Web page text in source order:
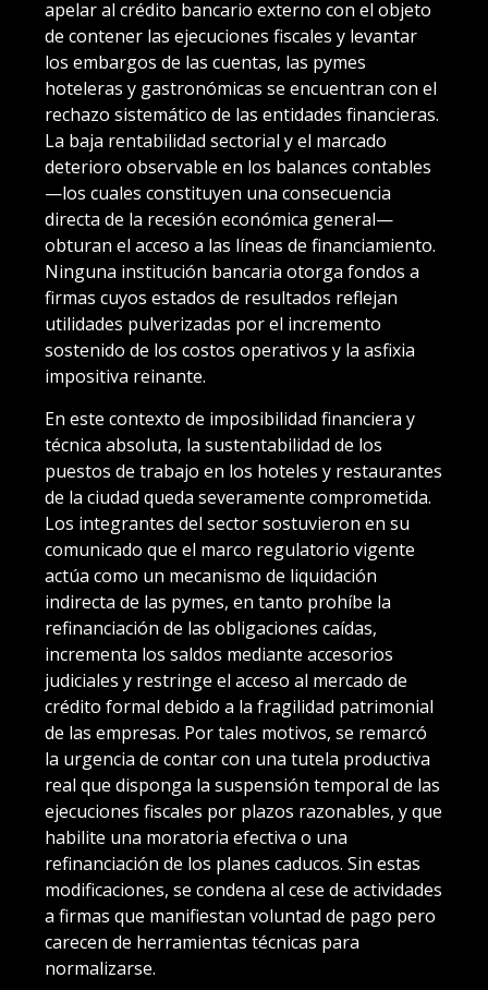
apelar al crédito bancario externo con el objeto
de contener las ejecuciones fiscales y levantar
los embargos de las cuentas, las pymes
hoteleras y gastronómicas se encuentran con el
rechazo sistemático de las entidades financieras.
La baja rentabilidad sectorial y el marcado
deterioro observable en los balances contables
—los cuales constituyen una consecuencia
directa de la recesión económica general—
obturan el acceso a las líneas de financiamiento.
Ninguna institución bancaria otorga fondos a
firmas cuyos estados de resultados reflejan
utilidades pulverizadas por el incremento
sostenido de los costos operativos y la asfixia
impositiva reinante.
En este contexto de imposibilidad financiera y
técnica absoluta, la sustentabilidad de los
puestos de trabajo en los hoteles y restaurantes
de la ciudad queda severamente comprometida.
Los integrantes del sector sostuvieron en su
comunicado que el marco regulatorio vigente
actúa como un mecanismo de liquidación
indirecta de las pymes, en tanto prohíbe la
refinanciación de las obligaciones caídas,
incrementa los saldos mediante accesorios
judiciales y restringe el acceso al mercado de
crédito formal debido a la fragilidad patrimonial
de las empresas. Por tales motivos, se remarcó
la urgencia de contar con una tutela productiva
real que disponga la suspensión temporal de las
ejecuciones fiscales por plazos razonables, y que
habilite una moratoria efectiva o una
refinanciación de los planes caducos. Sin estas
modificaciones, se condena al cese de actividades
a firmas que manifiestan voluntad de pago pero
carecen de herramientas técnicas para
normalizarse.